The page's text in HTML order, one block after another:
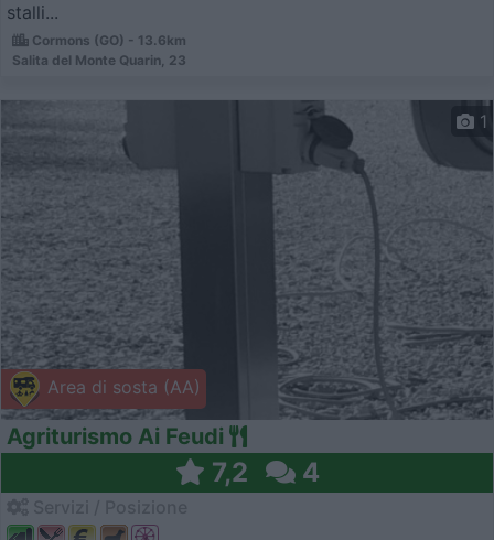
stalli...
Cormons (GO) - 13.6km
Salita del Monte Quarin, 23
Area di sosta (AA)
1
Agriturismo Ai Feudi
7,2 4